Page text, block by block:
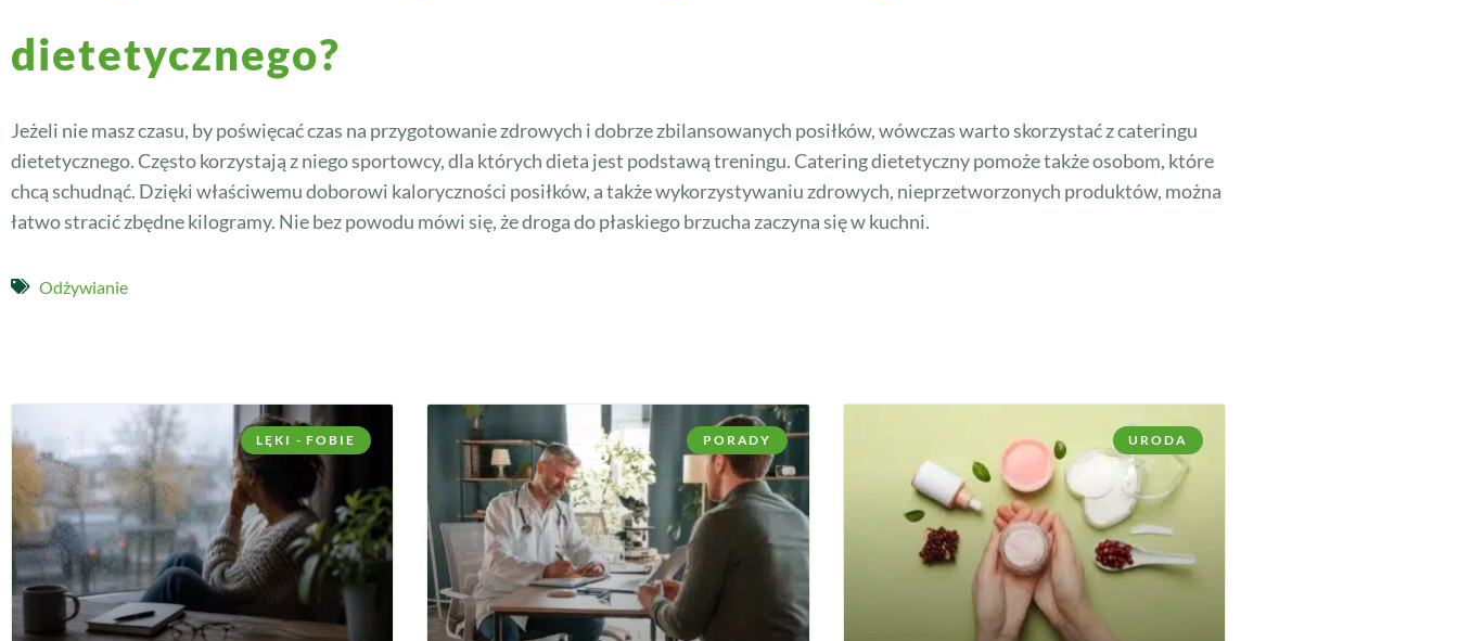
dietetycznego?
Jeżeli nie masz czasu, by poświęcać czas na przygotowanie zdrowych i dobrze zbilansowanych posiłków, wówczas warto skorzystać z cateringu
dietetycznego. Często korzystają z niego sportowcy, dla których dieta jest podstawą treningu. Catering dietetyczny pomoże także osobom, które
chcą schudnąć. Dzięki właściwemu doborowi kaloryczności posiłków, a także wykorzystywaniu zdrowych, nieprzetworzonych produktów, można
łatwo stracić zbędne kilogramy. Nie bez powodu mówi się, że droga do płaskiego brzucha zaczyna się w kuchni.
Odżywianie
LĘKI - FOBIE PORADY URODA